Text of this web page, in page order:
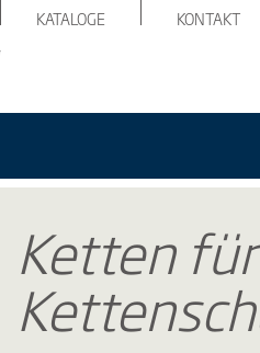
KATALOGE KONTAKT
Ketten für